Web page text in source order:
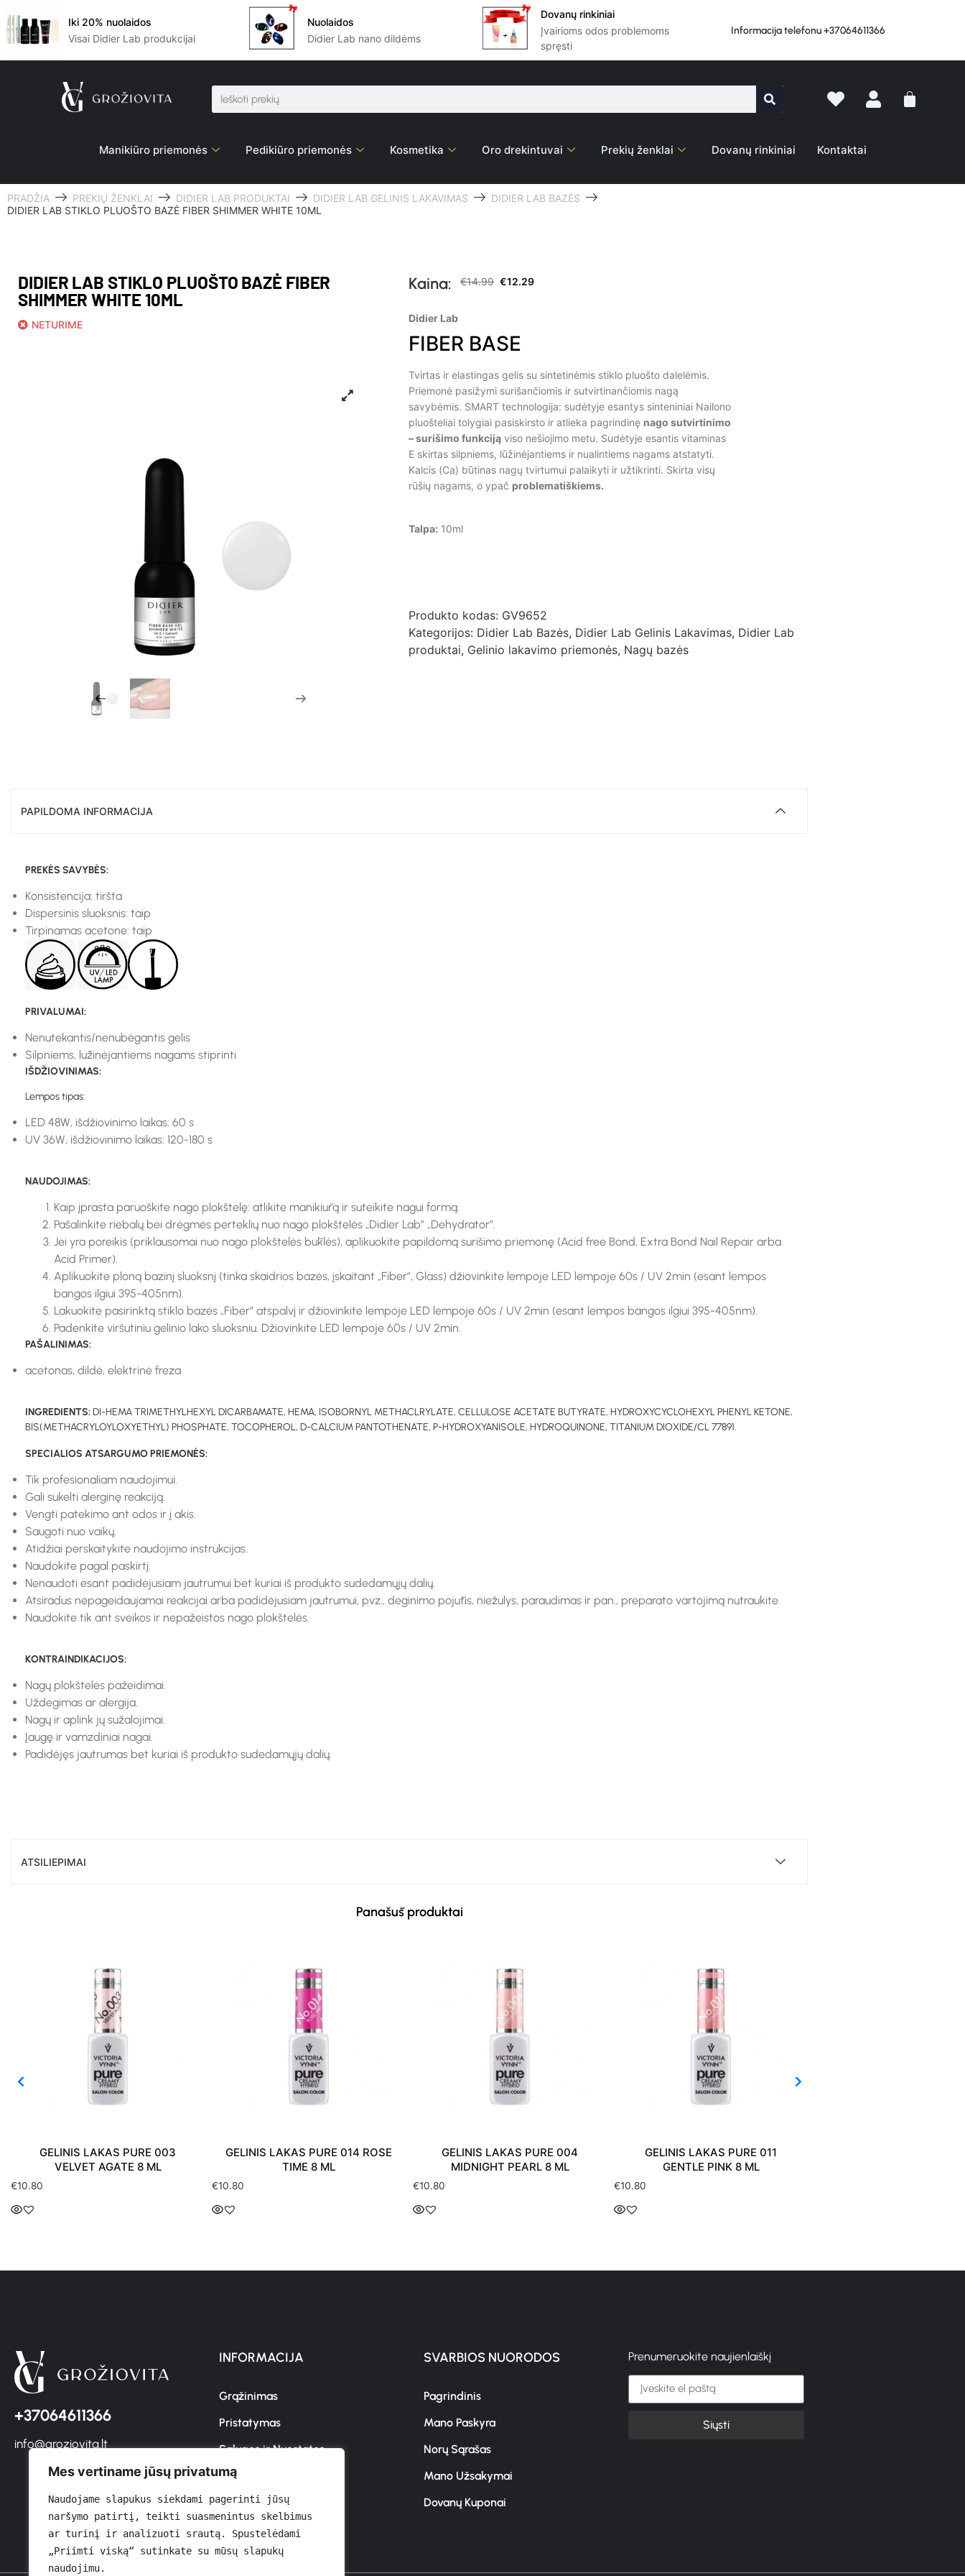
Mes vertiname jūsų privatumą
Naudojame slapukus siekdami pagerinti jūsų
naršymo patirtį, teikti suasmenintus skelbimus
ar turinį ir analizuoti srautą. Spustelėdami
„Priimti viską“ sutinkate su mūsų slapukų
naudojimu.
Iki 20% nuolaidos
Visai Didier Lab produkcijai
Nuolaidos
Didier Lab nano dildėms
Dovanų rinkiniai
Įvairioms odos problemoms
spręsti
Informacija telefonu +37064611366
Manikiūro priemonės Pedikiūro priemonės Kosmetika Oro drekintuvai Prekių ženklai Dovanų rinkiniai Kontaktai
PRADŽIA PREKIŲ ŽENKLAI DIDIER LAB PRODUKTAI DIDIER LAB GELINIS LAKAVIMAS
DIDIER LAB BAZĖS
DIDIER LAB STIKLO PLUOŠTO BAZĖ FIBER SHIMMER WHITE 10ML
DIDIER LAB STIKLO PLUOŠTO BAZĖ FIBER
SHIMMER WHITE 10ML
NETURIME
Kaina: €14.99 €12.29
Didier Lab
FIBER BASE
Tvirtas ir elastingas gelis su sintetinėmis stiklo pluošto dalelėmis.
Priemonė pasižymi surišančiomis ir sutvirtinančiomis nagą
savybėmis. SMART technologija: sudėtyje esantys sinteniniai Nailono
pluošteliai tolygiai pasiskirsto ir atlieka pagrindinę nago sutvirtinimo
– surišimo funkcijąviso nešiojimo metu. Sudėtyje esantis vitaminas
E skirtas silpniems, lūžinėjantiems ir nualintiems nagams atstatyti.
Kalcis (Ca) būtinas nagų tvirtumui palaikyti ir užtikrinti. Skirta visų
rūšių nagams, o ypač problematiškiems.
Talpa: 10ml
Produkto kodas: GV9652
Kategorijos: Didier Lab Bazės, Didier Lab Gelinis Lakavimas, Didier Lab
produktai, Gelinio lakavimo priemonės, Nagų bazės
PAPILDOMA INFORMACIJA
PREKĖS SAVYBĖS:
Konsistencija: tiršta
Dispersinis sluoksnis: taip
Tirpinamas acetone: taip
PRIVALUMAI:
Nenutekantis/nenubėgantis gelis
Silpniems, lūžinėjantiems nagams stiprinti
IŠDŽIOVINIMAS:
Lempos tipas:
LED 48W, išdžiovinimo laikas: 60 s
UV 36W, išdžiovinimo laikas: 120-180 s
NAUDOJIMAS:
Kaip įprasta paruoškite nago plokštelę: atlikite manikiūrą ir suteikite nagui formą.
Pašalinkite riebalų bei drėgmės perteklių nuo nago plokštelės „Didier Lab” „Dehydrator”.
Jei yra poreikis (priklausomai nuo nago plokštelės būklės), aplikuokite papildomą surišimo priemonę (Acid free Bond, Extra Bond Nail Repair arba
Acid Primer).
Aplikuokite ploną bazinį sluoksnį (tinka skaidrios bazės, įskaitant „Fiber”, Glass) džiovinkite lempoje LED lempoje 60s / UV 2min (esant lempos
bangos ilgiui 395-405nm).
Lakuokite pasirinktą stiklo bazės „Fiber” atspalvį ir džiovinkite lempoje LED lempoje 60s / UV 2min (esant lempos bangos ilgiui 395-405nm).
Padenkite viršutiniu gelinio lako sluoksniu. Džiovinkite LED lempoje 60s / UV 2min.
PAŠALINIMAS:
acetonas, dildė, elektrinė freza
INGREDIENTS:DI-HEMA TRIMETHYLHEXYL DICARBAMATE, HEMA, ISOBORNYL METHACLRYLATE, CELLULOSE ACETATE BUTYRATE, HYDROXYCYCLOHEXYL PHENYL KETONE,
BIS(METHACRYLOYLOXYETHYL) PHOSPHATE, TOCOPHEROL, D-CALCIUM PANTOTHENATE, P-HYDROXYANISOLE, HYDROQUINONE, TITANIUM DIOXIDE/CL 77891.
SPECIALIOS ATSARGUMO PRIEMONĖS:
Tik profesionaliam naudojimui.
Gali sukelti alerginę reakciją.
Vengti patekimo ant odos ir į akis.
Saugoti nuo vaikų.
Atidžiai perskaitykite naudojimo instrukcijas.
Naudokite pagal paskirtį.
Nenaudoti esant padidėjusiam jautrumui bet kuriai iš produkto sudedamųjų dalių.
Atsiradus nepageidaujamai reakcijai arba padidėjusiam jautrumui, pvz., deginimo pojūtis, niežulys, paraudimas ir pan., preparato vartojimą nutraukite
Naudokite tik ant sveikos ir nepažeistos nago plokštelės.
KONTRAINDIKACIJOS:
Nagų plokštelės pažeidimai.
Uždegimas ar alergija.
Nagų ir aplink jų sužalojimai.
Įaugę ir vamzdiniai nagai.
Padidėjęs jautrumas bet kuriai iš produkto sudedamųjų dalių.
ATSILIEPIMAI
Panašūs produktai
GELINIS LAKAS PURE 003
VELVET AGATE 8 ML
€10.80
GELINIS LAKAS PURE 014 ROSE
TIME 8 ML
€10.80
GELINIS LAKAS PURE 004
MIDNIGHT PEARL 8 ML
€10.80
GELINIS LAKAS PURE 011
GENTLE PINK 8 ML
€10.80
+37064611366
info@groziovita.lt
INFORMACIJA
Grąžinimas
Pristatymas
Sąlygos ir Nuostatos
Privatumo Politika
Kontaktai
SVARBIOS NUORODOS
Pagrindinis
Mano Paskyra
Norų Sąrašas
Mano Užsakymai
Dovanų Kuponai
Prenumeruokite naujienlaiškį
Siųsti